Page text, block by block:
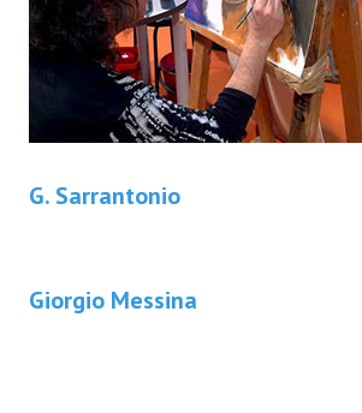
G. Sarrantonio
Giorgio Messina